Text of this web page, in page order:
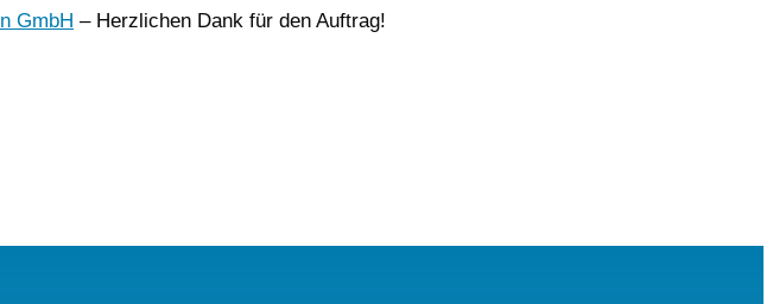
GmbH – Herzlichen Dank für den Auftrag!